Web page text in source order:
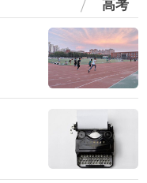
高考